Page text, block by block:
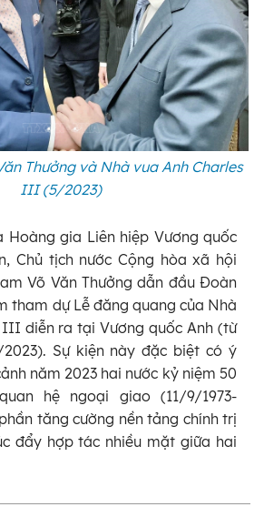
Thưởng và Nhà vua Anh Charles
III (5/2023)
Hoàng gia Liên hiệp Vương quốc
Chủ tịch nước Cộng hòa xã hội
Võ Văn Thưởng dẫn đầu Đoàn
tham dự Lễ đăng quang của Nhà
III diễn ra tại Vương quốc Anh (từ
Sự kiện này đặc biệt có ý
năm 2023 hai nước kỷ niệm 50
hệ ngoại giao (11/9/1973-
tăng cường nền tảng chính trị
đẩy hợp tác nhiều mặt giữa hai